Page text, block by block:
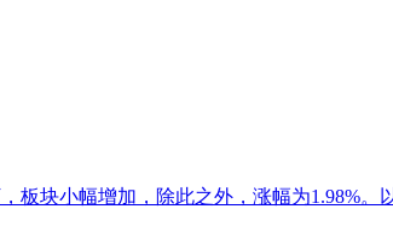
板块小幅增加，除此之外，涨幅为1.98%